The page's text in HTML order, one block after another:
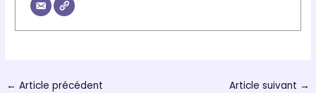
← Article précédent Article suivant →